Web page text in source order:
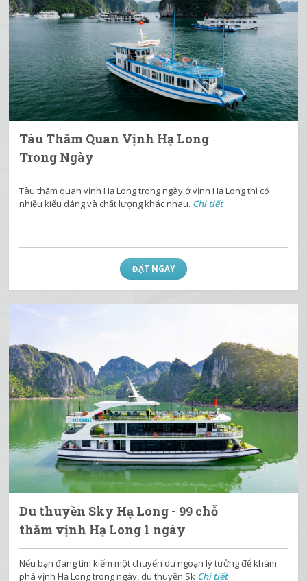
Tàu Thăm Quan Vịnh Hạ Long
Trong Ngày
Tàu thăm quan vịnh Hạ Long trong ngày ở vịnh Hạ Long thì có
nhiều kiểu dáng và chất lượng khác nhau. Chi tiết
ĐẶT NGAY
Du thuyền Sky Hạ Long - 99 chỗ
thăm vịnh Hạ Long 1 ngày
Nếu bạn đang tìm kiếm một chuyến du ngoạn lý tưởng để khám
phá vịnh Hạ Long trong ngày, du thuyền Sk Chi tiết